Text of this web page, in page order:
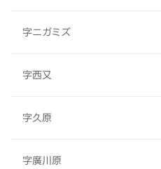
字ニガミズ
字西又
字久原
字廣川原